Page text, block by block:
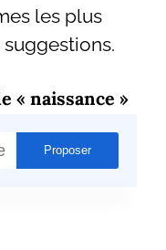
les plus
« naissance »